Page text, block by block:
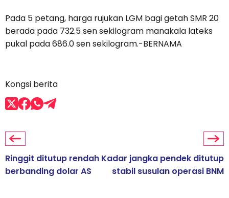
Pada 5 petang, harga rujukan LGM bagi getah SMR 20
berada pada 732.5 sen sekilogram manakala lateks
pukal pada 686.0 sen sekilogram.-BERNAMA
Kongsi berita
Ringgit ditutup rendah
berbanding dolar AS
Kadar jangka pendek ditutup
stabil susulan operasi BNM